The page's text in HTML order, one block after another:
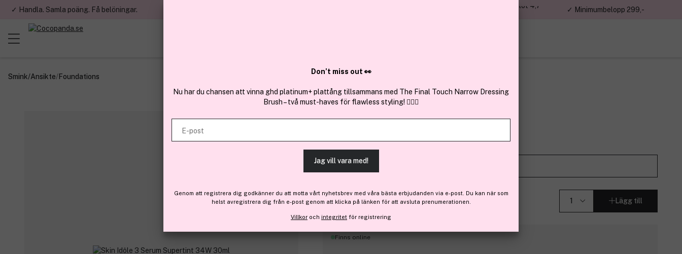
✓ Handla. Samla poäng. Få belöningar.
✓ Över 1,5 miljon kunder – Trustpilot 4,7
✓ Minimumbelopp 299,-
Smink/Ansikte/Foundations
Skin Idôle 3 Serum Supertint 34W 30ml
493 kr Lägg till
Finns online
Don’t miss out 👀
Nu har du chansen att vinna ghd platinum+ plattång tillsammans med The Final Touch Narrow Dressing
Brush – två must-haves för flawless styling! 💇‍♀️✨
E-post
Jag vill vara med!
Genom att registrera dig godkänner du att motta vårt nyhetsbrev med våra bästa erbjudanden via e-post. Du kan när som
helst avregistrera dig från e-post genom att klicka på länken för att avsluta prenumerationen.
Villkor och integritet för registrering